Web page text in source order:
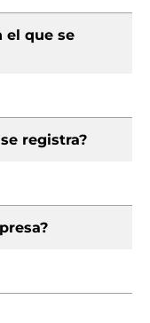
el que se
registra?